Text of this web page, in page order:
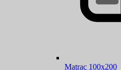
Matrac 100x200